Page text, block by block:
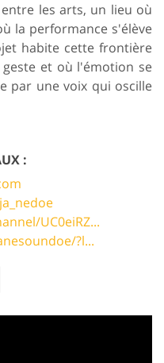
les arts, un lieu où
la performance s'élève
habite cette frontière
et où l'émotion se
par une voix qui oscille
:
UC0eiRZ...
?l...